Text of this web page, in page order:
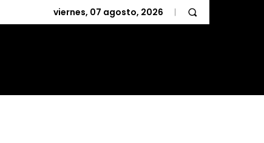
viernes, 07 agosto, 2026